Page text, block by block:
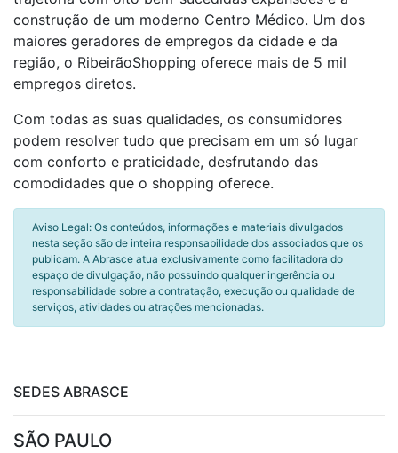
construção de um moderno Centro Médico. Um dos
maiores geradores de empregos da cidade e da
região, o RibeirãoShopping oferece mais de 5 mil
empregos diretos.
Com todas as suas qualidades, os consumidores
podem resolver tudo que precisam em um só lugar
com conforto e praticidade, desfrutando das
comodidades que o shopping oferece.
Aviso Legal: Os conteúdos, informações e materiais divulgados
nesta seção são de inteira responsabilidade dos associados que os
publicam. A Abrasce atua exclusivamente como facilitadora do
espaço de divulgação, não possuindo qualquer ingerência ou
responsabilidade sobre a contratação, execução ou qualidade de
serviços, atividades ou atrações mencionadas.
SEDES ABRASCE
SÃO PAULO